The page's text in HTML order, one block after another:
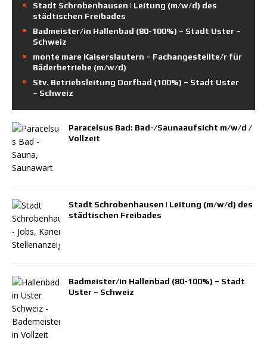
Stadt Schrobenhausen | Leitung (m/w/d) des
städtischen Freibades
Badmeister/in Hallenbad (80-100%) – Stadt Uster –
Schweiz
monte mare Kaiserslautern – Fachangestellte/r für
Bäderbetriebe (m/w/d)
Stv. Betriebsleitung Dorfbad (100%) – Stadt Uster
– Schweiz
Paracelsus Bad: Bad-/Saunaaufsicht m/w/d /
Vollzeit
Stadt Schrobenhausen | Leitung (m/w/d) des
städtischen Freibades
Badmeister/in Hallenbad (80-100%) – Stadt
Uster – Schweiz